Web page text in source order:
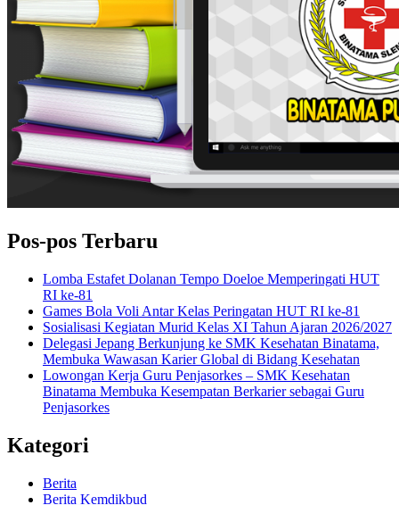
Pos-pos Terbaru
Lomba Estafet Dolanan Tempo Doeloe Memperingati HUT
RI ke-81
Games Bola Voli Antar Kelas Peringatan HUT RI ke-81
Sosialisasi Kegiatan Murid Kelas XI Tahun Ajaran 2026/2027
Delegasi Jepang Berkunjung ke SMK Kesehatan Binatama,
Membuka Wawasan Karier Global di Bidang Kesehatan
Lowongan Kerja Guru Penjasorkes – SMK Kesehatan
Binatama Membuka Kesempatan Berkarier sebagai Guru
Penjasorkes
Kategori
Berita
Berita Kemdikbud